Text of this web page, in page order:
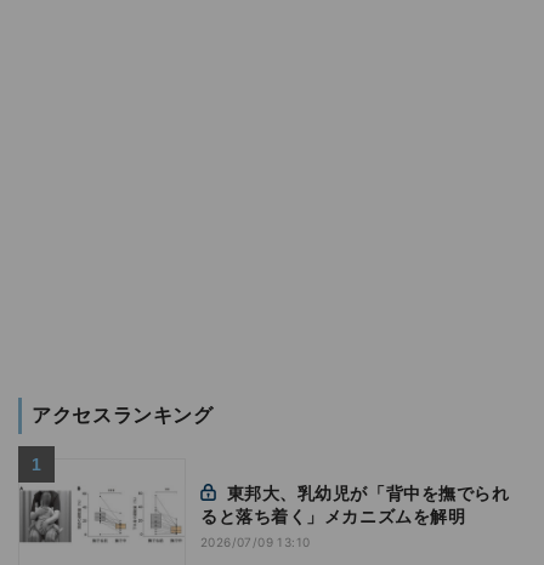
アクセスランキング
ると落ち着く」メカニズムを解明
2026/07/09 13:10